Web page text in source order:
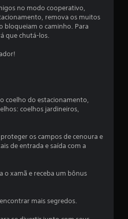
u
m
a
d
4
c
no modo cooperativo,
remova os muitos
bloqueiam o caminho. Para
que chutá-los.
coelho do estacionamento,
coelhos jardineiros,
os campos de cenoura e
de entrada e saída com a
o xamã e receba um bônus
mais segredos.